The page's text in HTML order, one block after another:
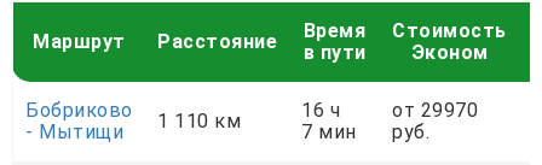
Маршрут Расстояние
Время
в пути
Стоимость
Эконом
Бобриково
- Мытищи
1 110 км
16 ч
7 мин
от 29970
руб.